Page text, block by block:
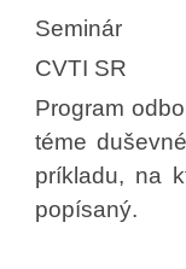
Seminár
CVTI SR
Program
téme
príkladu, na
popísaný.